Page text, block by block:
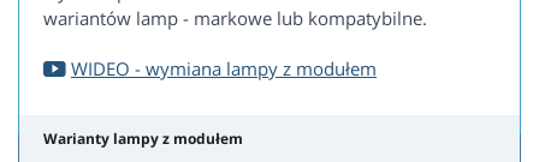
wariantów lamp - markowe lub kompatybilne.
WIDEO - wymiana lampy z modułem
Warianty lampy z modułem